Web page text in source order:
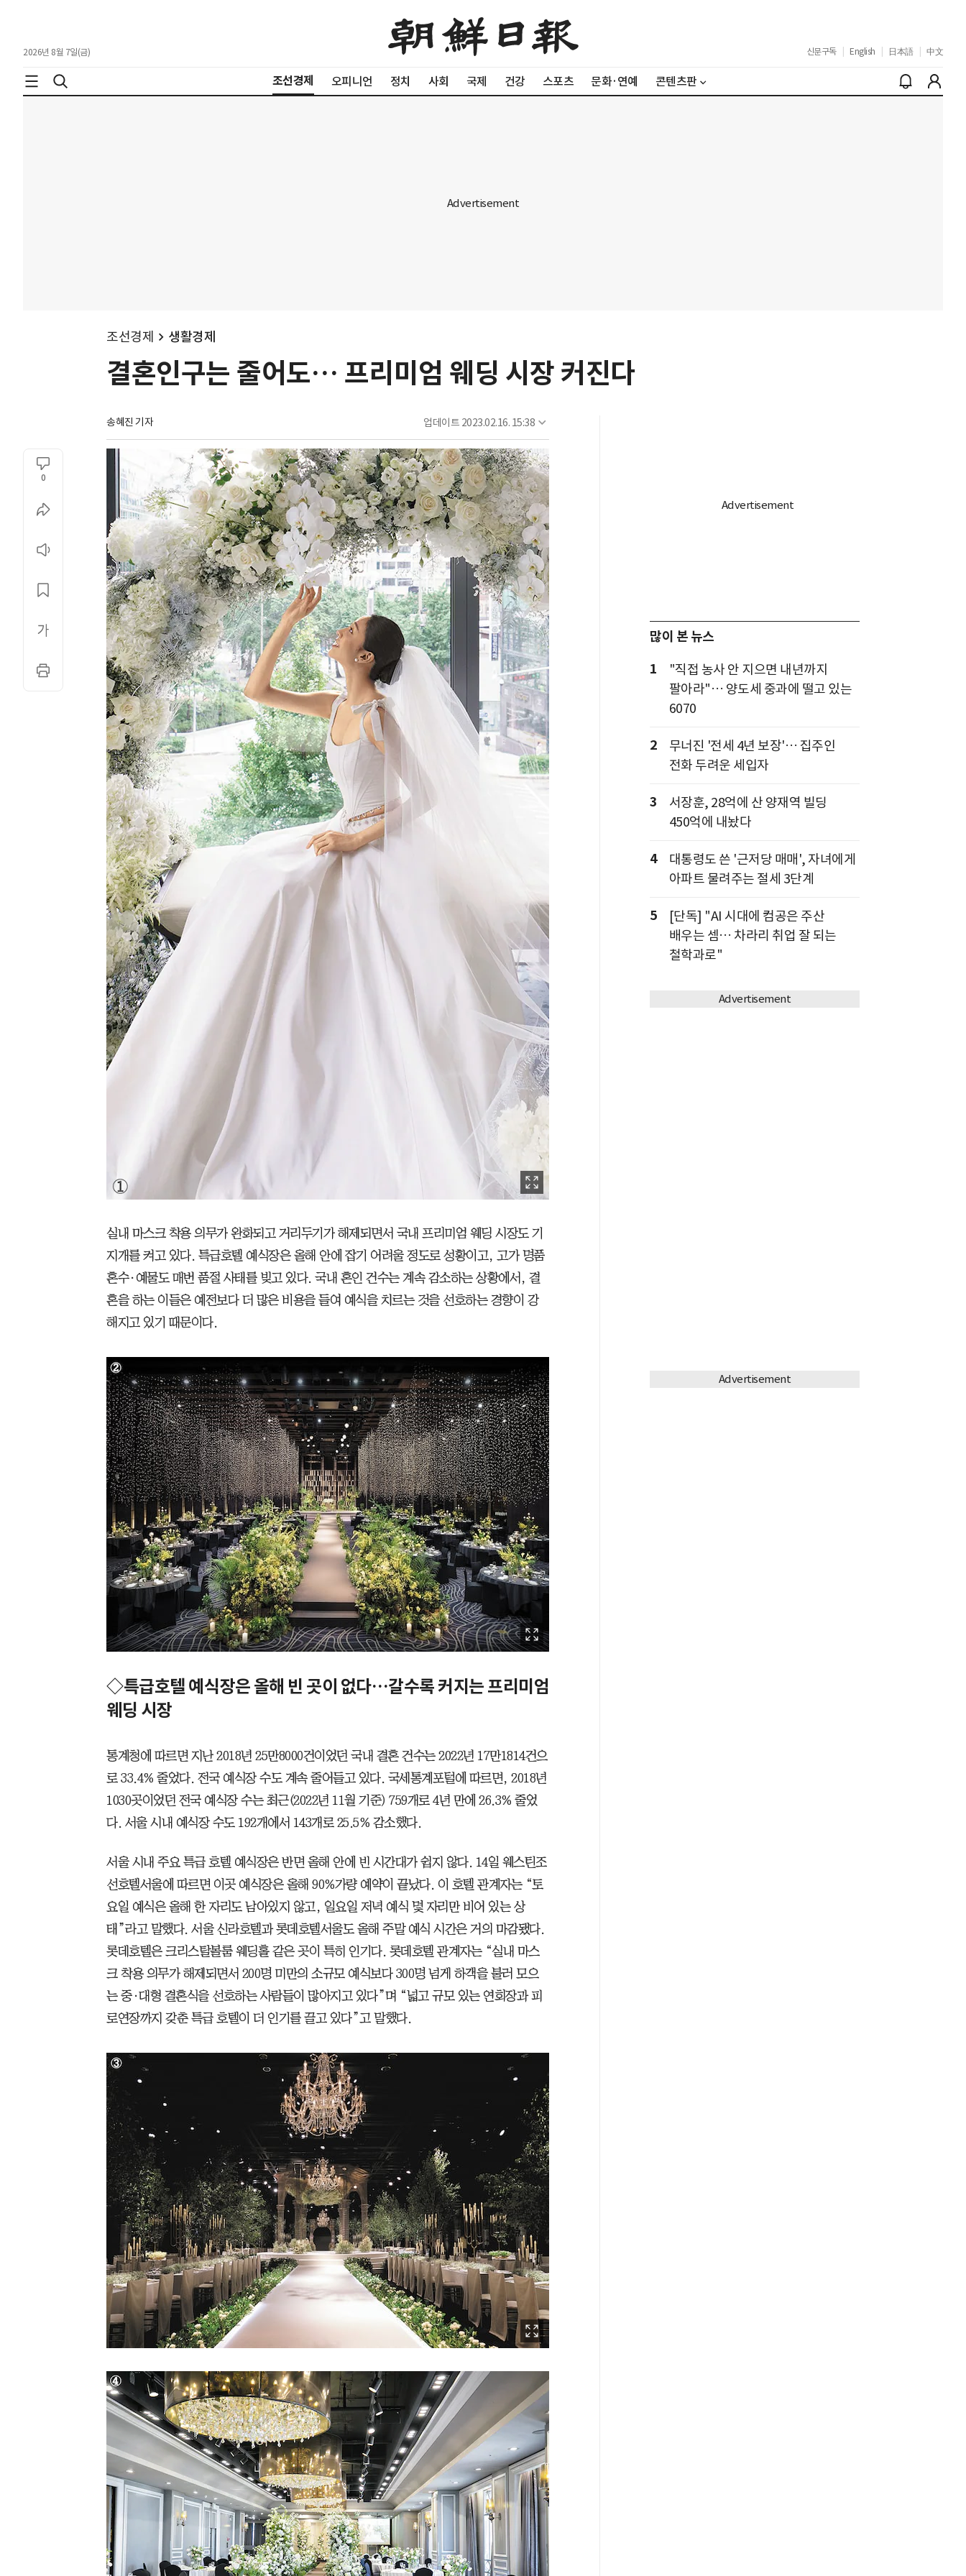
2026년 8월 7일(금) 신문구독 English 日本語 中文
조선경제 오피니언 정치 사회 국제 건강 스포츠 문화·연예 콘텐츠판
조선경제 생활경제
결혼인구는 줄어도… 프리미엄 웨딩 시장 커진다
송혜진 기자 업데이트 2023.02.16. 15:38
0
실내 마스크 착용 의무가 완화되고 거리두기가 해제되면서 국내 프리미엄 웨딩 시장도 기
지개를 켜고 있다. 특급호텔 예식장은 올해 안에 잡기 어려울 정도로 성황이고, 고가 명품
혼수·예물도 매번 품절 사태를 빚고 있다. 국내 혼인 건수는 계속 감소하는 상황에서, 결
혼을 하는 이들은 예전보다 더 많은 비용을 들여 예식을 치르는 것을 선호하는 경향이 강
해지고 있기 때문이다.
◇특급호텔 예식장은 올해 빈 곳이 없다…갈수록 커지는 프리미엄
웨딩 시장
통계청에 따르면 지난 2018년 25만8000건이었던 국내 결혼 건수는 2022년 17만1814건으
로 33.4% 줄었다. 전국 예식장 수도 계속 줄어들고 있다. 국세통계포털에 따르면, 2018년
1030곳이었던 전국 예식장 수는 최근(2022년 11월 기준) 759개로 4년 만에 26.3% 줄었
다. 서울 시내 예식장 수도 192개에서 143개로 25.5% 감소했다.
서울 시내 주요 특급 호텔 예식장은 반면 올해 안에 빈 시간대가 쉽지 않다. 14일 웨스틴조
선호텔서울에 따르면 이곳 예식장은 올해 90%가량 예약이 끝났다. 이 호텔 관계자는 “토
요일 예식은 올해 한 자리도 남아있지 않고, 일요일 저녁 예식 몇 자리만 비어 있는 상
태”라고 말했다. 서울 신라호텔과 롯데호텔서울도 올해 주말 예식 시간은 거의 마감됐다.
롯데호텔은 크리스탈볼룸 웨딩홀 같은 곳이 특히 인기다. 롯데호텔 관계자는 “실내 마스
크 착용 의무가 해제되면서 200명 미만의 소규모 예식보다 300명 넘게 하객을 불러 모으
는 중·대형 결혼식을 선호하는 사람들이 많아지고 있다”며 “넓고 규모 있는 연회장과 피
로연장까지 갖춘 특급 호텔이 더 인기를 끌고 있다”고 말했다.
많이 본 뉴스
1
"직접 농사 안 지으면 내년까지
팔아라"… 양도세 중과에 떨고 있는
6070
2
무너진 '전세 4년 보장'… 집주인
전화 두려운 세입자
3
서장훈, 28억에 산 양재역 빌딩
450억에 내놨다
4
대통령도 쓴 '근저당 매매', 자녀에게
아파트 물려주는 절세 3단계
5
[단독] "AI 시대에 컴공은 주산
배우는 셈… 차라리 취업 잘 되는
철학과로"